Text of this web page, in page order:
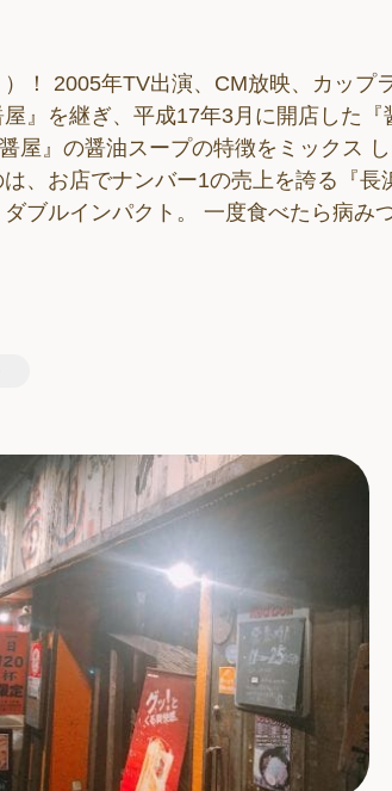
！ 2005年TV出演、CM放映、カップ
』を継ぎ、平成17年3月に開店した『
屋』の醤油スープの特徴をミックス
、お店でナンバー1の売上を誇る『長
ブルインパクト。 一度食べたら病み